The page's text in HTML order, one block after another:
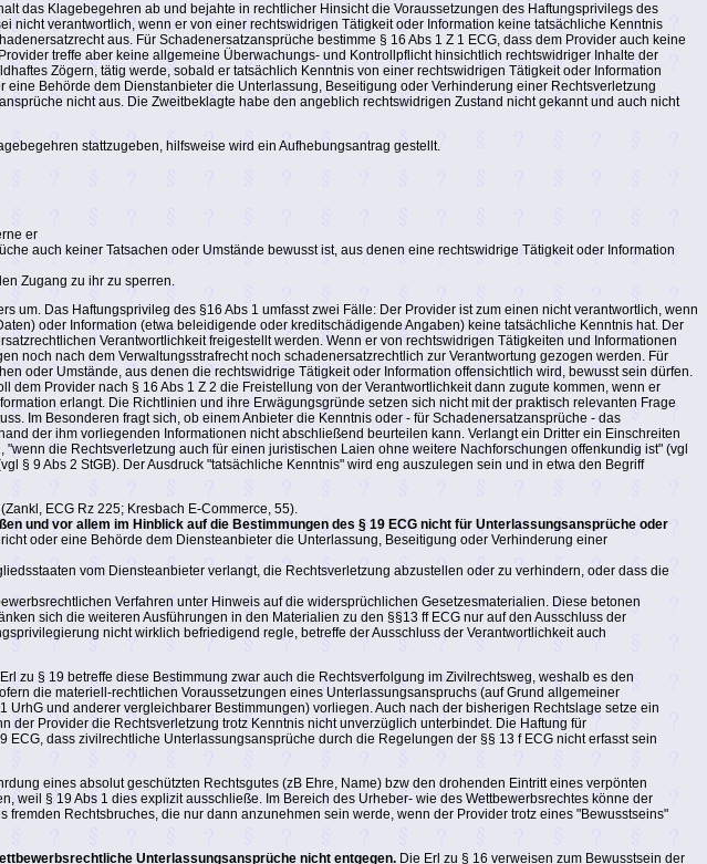
das Klagebegehren ab und bejahte in rechtlicher Hinsicht die Voraussetzungen des Haftungsprivilegs des
nicht verantwortlich, wenn er von einer rechtswidrigen Tätigkeit oder Information keine tatsächliche Kenntnis
aus. Für Schadenersatzansprüche bestimme § 16 Abs 1 Z 1 ECG, dass dem Provider auch keine
treffe aber keine allgemeine Überwachungs- und Kontrollpflicht hinsichtlich rechtswidriger Inhalte der
Zögern, tätig werde, sobald er tatsächlich Kenntnis von einer rechtswidrigen Tätigkeit oder Information
Behörde dem Dienstanbieter die Unterlassung, Beseitigung oder Verhinderung einer Rechtsverletzung
nicht aus. Die Zweitbeklagte habe den angeblich rechtswidrigen Zustand nicht gekannt und auch nicht
stattzugeben, hilfsweise wird ein Aufhebungsantrag gestellt.
er
auch keiner Tatsachen oder Umstände bewusst ist, aus denen eine rechtswidrige Tätigkeit oder Information
Zugang zu ihr zu sperren.
um. Das Haftungsprivileg des §16 Abs 1 umfasst zwei Fälle: Der Provider ist zum einen nicht verantwortlich, wenn
oder Information (etwa beleidigende oder kreditschädigende Angaben) keine tatsächliche Kenntnis hat. Der
Verantwortlichkeit freigestellt werden. Wenn er von rechtswidrigen Tätigkeiten und Informationen
noch nach dem Verwaltungsstrafrecht noch schadenersatzrechtlich zur Verantwortung gezogen werden. Für
oder Umstände, aus denen die rechtswidrige Tätigkeit oder Information offensichtlich wird, bewusst sein dürfen.
Provider nach § 16 Abs 1 Z 2 die Freistellung von der Verantwortlichkeit dann zugute kommen, wenn er
erlangt. Die Richtlinien und ihre Erwägungsgründe setzen sich nicht mit der praktisch relevanten Frage
Im Besonderen fragt sich, ob einem Anbieter die Kenntnis oder - für Schadenersatzansprüche - das
der ihm vorliegenden Informationen nicht abschließend beurteilen kann. Verlangt ein Dritter ein Einschreiten
die Rechtsverletzung auch für einen juristischen Laien ohne weitere Nachforschungen offenkundig ist" (vgl
§ 9 Abs 2 StGB). Der Ausdruck "tatsächliche Kenntnis" wird eng auszulegen sein und in etwa den Begriff
ECG Rz 225; Kresbach E-Commerce, 55).
und vor allem im Hinblick auf die Bestimmungen des § 19 ECG nicht für Unterlassungsansprüche oder
oder eine Behörde dem Diensteanbieter die Unterlassung, Beseitigung oder Verhinderung einer
vom Diensteanbieter verlangt, die Rechtsverletzung abzustellen oder zu verhindern, oder dass die
Verfahren unter Hinweis auf die widersprüchlichen Gesetzesmaterialien. Diese betonen
sich die weiteren Ausführungen in den Materialien zu den §§13 ff ECG nur auf den Ausschluss der
nicht wirklich befriedigend regle, betreffe der Ausschluss der Verantwortlichkeit auch
zu § 19 betreffe diese Bestimmung zwar auch die Rechtsverfolgung im Zivilrechtsweg, weshalb es den
die materiell-rechtlichen Voraussetzungen eines Unterlassungsanspruchs (auf Grund allgemeiner
und anderer vergleichbarer Bestimmungen) vorliegen. Auch nach der bisherigen Rechtslage setze ein
Provider die Rechtsverletzung trotz Kenntnis nicht unverzüglich unterbindet. Die Haftung für
dass zivilrechtliche Unterlassungsansprüche durch die Regelungen der §§ 13 f ECG nicht erfasst sein
eines absolut geschützten Rechtsgutes (zB Ehre, Name) bzw den drohenden Eintritt eines verpönten
weil § 19 Abs 1 dies explizit ausschließe. Im Bereich des Urheber- wie des Wettbewerbsrechtes könne der
Rechtsbruches, die nur dann anzunehmen sein werde, wenn der Provider trotz eines "Bewusstseins"
Unterlassungsansprüche nicht entgegen. Die Erl zu § 16 verweisen zum Bewusstsein der